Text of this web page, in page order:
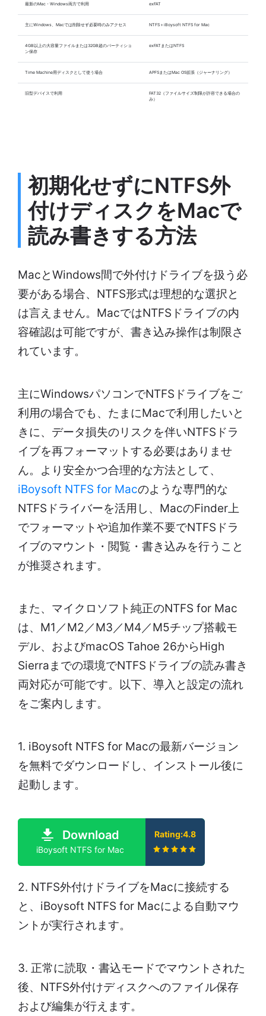
最新のMac・Windows両方で利用 exFAT
主にWindows、Macでは削除せず必要時のみアクセス NTFS＋iBoysoft NTFS for Mac
4GB以上の大容量ファイルまたは32GB超のパーティショ
ン保存
exFATまたはNTFS
Time Machine用ディスクとして使う場合 APFSまたはMac OS拡張（ジャーナリング）
旧型デバイスで利用
FAT32（ファイルサイズ制限が許容できる場合の
み）
初期化せずにNTFS外
付けディスクをMacで
読み書きする方法
MacとWindows間で外付けドライブを扱う必
要がある場合、NTFS形式は理想的な選択と
は言えません。MacではNTFSドライブの内
容確認は可能ですが、書き込み操作は制限さ
れています。
主にWindowsパソコンでNTFSドライブをご
利用の場合でも、たまにMacで利用したいと
きに、データ損失のリスクを伴いNTFSドラ
イブを再フォーマットする必要はありませ
ん。より安全かつ合理的な方法として、
iBoysoft NTFS for Macのような専門的な
NTFSドライバーを活用し、MacのFinder上
でフォーマットや追加作業不要でNTFSドラ
イブのマウント・閲覧・書き込みを行うこと
が推奨されます。
また、マイクロソフト純正のNTFS for Mac
は、M1／M2／M3／M4／M5チップ搭載モ
デル、およびmacOS Tahoe 26からHigh
Sierraまでの環境でNTFSドライブの読み書き
両対応が可能です。以下、導入と設定の流れ
をご案内します。
1. iBoysoft NTFS for Macの最新バージョン
を無料でダウンロードし、インストール後に
起動します。
Download
iBoysoft NTFS for Mac
Rating:4.8
2. NTFS外付けドライブをMacに接続する
と、iBoysoft NTFS for Macによる自動マウ
ントが実行されます。
3. 正常に読取・書込モードでマウントされた
後、NTFS外付けディスクへのファイル保存
および編集が行えます。